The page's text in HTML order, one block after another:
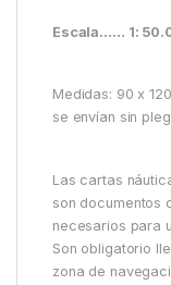
Escala…… 1:
Medidas: 90 x
se envían sin
Las cartas
son documentos
necesarios para
Son obligatorio
zona de